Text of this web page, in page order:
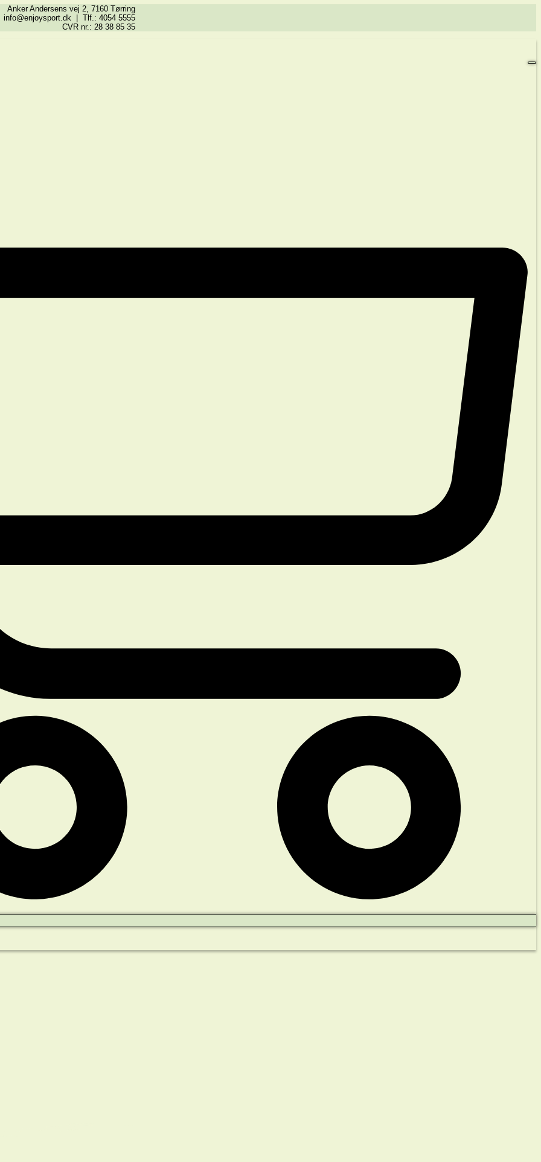
Anker Andersens vej 2, 7160 Tørring
info@enjoysport.dk | Tlf.: 4054 5555
CVR nr.: 28 38 85 35